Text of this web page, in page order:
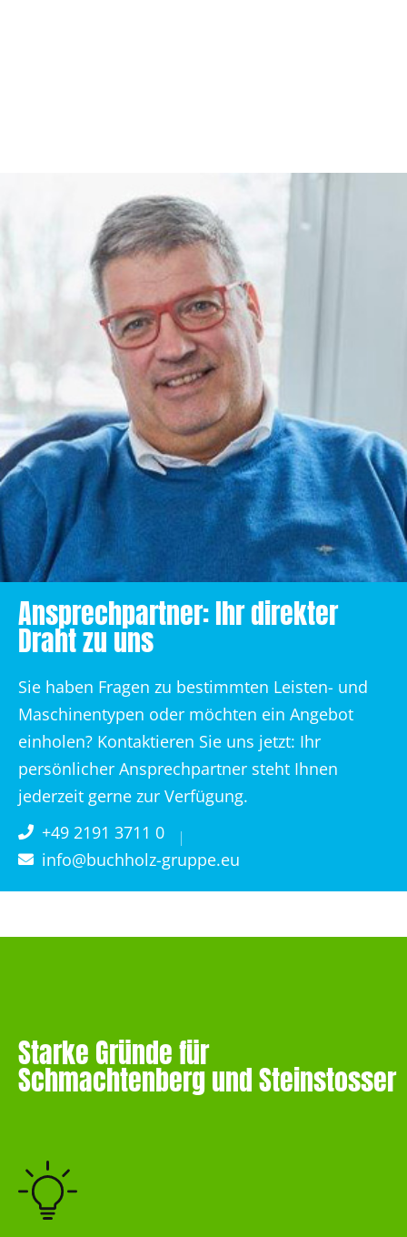
Ansprechpartner: Ihr direkter
Draht zu uns
Sie haben Fragen zu bestimmten Leisten- und
Maschinentypen oder möchten ein Angebot
einholen? Kontaktieren Sie uns jetzt: Ihr
persönlicher Ansprechpartner steht Ihnen
jederzeit gerne zur Verfügung.
+49 2191 3711 0
info@buchholz-gruppe.eu
Starke Gründe für
Schmachtenberg und Steinstosser